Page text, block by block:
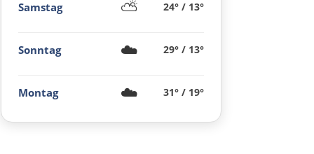
Österreich
Salzburg
Vöcklabruck
Linz
Samstag ⛅ 24° / 13°
Sonntag ☁️ 29° / 13°
Montag ☁️ 31° / 19°